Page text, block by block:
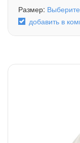
Размер:
добавить в